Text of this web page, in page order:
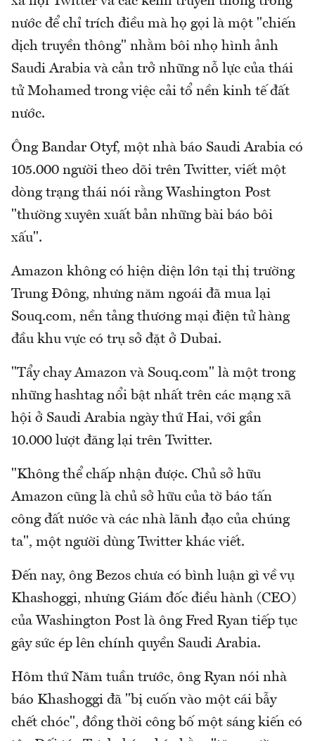
nước để chỉ trích điều mà họ gọi là một "chiến
dịch truyền thông" nhằm bôi nhọ hình ảnh
Saudi Arabia và cản trở những nỗ lực của thái
tử Mohamed trong việc cải tổ nền kinh tế đất
nước.
Ông Bandar Otyf, một nhà báo Saudi Arabia có
105.000 người theo dõi trên Twitter, viết một
dòng trạng thái nói rằng Washington Post
"thường xuyên xuất bản những bài báo bôi
xấu".
Amazon không có hiện diện lớn tại thị trường
Trung Đông, nhưng năm ngoái đã mua lại
Souq.com, nền tảng thương mại điện tử hàng
đầu khu vực có trụ sở đặt ở Dubai.
"Tẩy chay Amazon và Souq.com" là một trong
những hashtag nổi bật nhất trên các mạng xã
hội ở Saudi Arabia ngày thứ Hai, với gần
10.000 lượt đăng lại trên Twitter.
"Không thể chấp nhận được. Chủ sở hữu
Amazon cũng là chủ sở hữu của tờ báo tấn
công đất nước và các nhà lãnh đạo của chúng
ta", một người dùng Twitter khác viết.
Đến nay, ông Bezos chưa có bình luận gì về vụ
Khashoggi, nhưng Giám đốc điều hành (CEO)
của Washington Post là ông Fred Ryan tiếp tục
gây sức ép lên chính quyền Saudi Arabia.
Hôm thứ Năm tuần trước, ông Ryan nói nhà
báo Khashoggi đã "bị cuốn vào một cái bẫy
chết chóc", đồng thời công bố một sáng kiến có